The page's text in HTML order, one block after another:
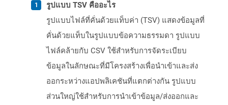
รูปแบบ TSV คืออะไร
รูปแบบไฟล์ที่คั่นด้วยแท็บค่า (TSV) แสดงข้อมูลที่
คั่นด้วยแท็บในรูปแบบข้อความธรรมดา รูปแบบ
ไฟล์คล้ายกับ CSV ใช้สำหรับการจัดระเบียบ
ข้อมูลในลักษณะที่มีโครงสร้างเพื่อนำเข้าและส่ง
ออกระหว่างแอปพลิเคชันที่แตกต่างกัน รูปแบบ
ส่วนใหญ่ใช้สำหรับการนำเข้าข้อมูล/ส่งออกและ